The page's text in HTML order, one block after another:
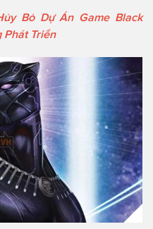
Bỏ Dự Án Game Black
Phát Triển